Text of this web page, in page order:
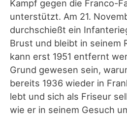
Kampf gegen die Franco-
unterstützt. Am 21.
durchschießt ein
Brust und bleibt in seinem
kann erst 1951 entfernt
Grund gewesen sein,
bereits 1936 wieder in
lebt und sich als Friseur
wie er in seinem Gesuch